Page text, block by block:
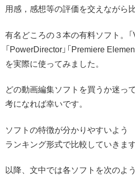
用感，感想等の評価を交えながら
有名どころの３本の有料ソフト。「
「PowerDirector」「Premiere
を実際に使ってみました。
どの動画編集ソフトを買うか迷っ
考になれば幸いです。
ソフトの特徴が分かりやすいよう
ランキング形式で比較していきます
以降、文中では各ソフトを次のよ